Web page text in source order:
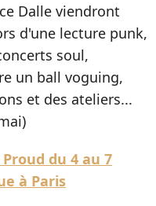
Dalle viendront
d'une lecture punk,
soul,
un ball voguing,
et des ateliers...
du 4 au 7
à Paris